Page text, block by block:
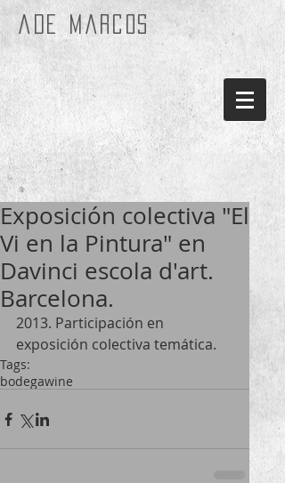
ade marcos
Exposición colectiva "El
Vi en la Pintura" en
Davinci escola d'art.
Barcelona.
2013. Participación en
exposición colectiva temática.
Tags:
bodegawine